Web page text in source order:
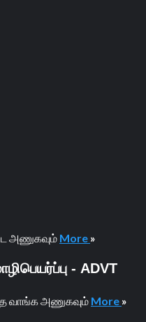
அணுகவும் More »
- ADVT
வாங்க அணுகவும் More »